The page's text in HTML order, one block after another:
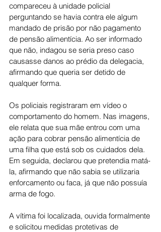
compareceu à unidade policial
perguntando se havia contra ele algum
mandado de prisão por não pagamento
de pensão alimentícia. Ao ser informado
que não, indagou se seria preso caso
causasse danos ao prédio da delegacia,
afirmando que queria ser detido de
qualquer forma.
Os policiais registraram em vídeo o
comportamento do homem. Nas imagens,
ele relata que sua mãe entrou com uma
ação para cobrar pensão alimentícia de
uma filha que está sob os cuidados dela.
Em seguida, declarou que pretendia matá-
la, afirmando que não sabia se utilizaria
enforcamento ou faca, já que não possuía
arma de fogo.
A vítima foi localizada, ouvida formalmente
e solicitou medidas protetivas de